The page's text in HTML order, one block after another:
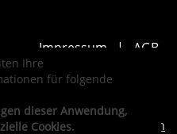
Impressum
AGB
Datenschutzerklärung
Newsletter
Cookie Einstellungen
Ihre
für folgende
dieser Anwendung,
Cookies.